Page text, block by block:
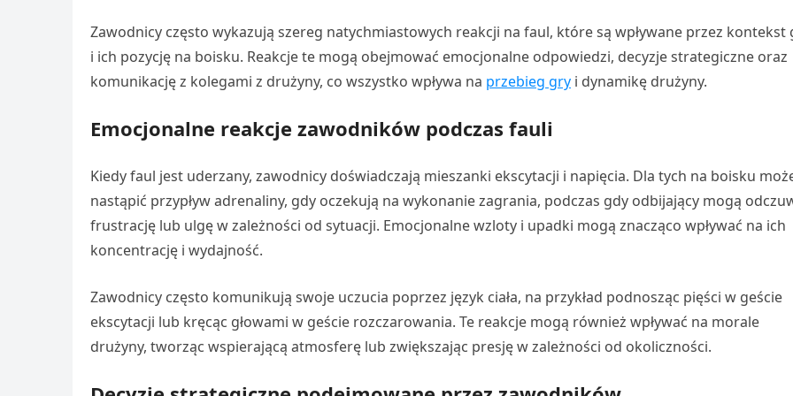
Zawodnicy często wykazują szereg natychmiastowych reakcji na faul, które są wpływane przez kontekst
i ich pozycję na boisku. Reakcje te mogą obejmować emocjonalne odpowiedzi, decyzje strategiczne oraz
komunikację z kolegami z drużyny, co wszystko wpływa na przebieg gry i dynamikę drużyny.
Emocjonalne reakcje zawodników podczas fauli
Kiedy faul jest uderzany, zawodnicy doświadczają mieszanki ekscytacji i napięcia. Dla tych na boisku
nastąpić przypływ adrenaliny, gdy oczekują na wykonanie zagrania, podczas gdy odbijający mogą
frustrację lub ulgę w zależności od sytuacji. Emocjonalne wzloty i upadki mogą znacząco wpływać na ich
koncentrację i wydajność.
Zawodnicy często komunikują swoje uczucia poprzez język ciała, na przykład podnosząc pięści w geście
ekscytacji lub kręcąc głowami w geście rozczarowania. Te reakcje mogą również wpływać na morale
drużyny, tworząc wspierającą atmosferę lub zwiększając presję w zależności od okoliczności.